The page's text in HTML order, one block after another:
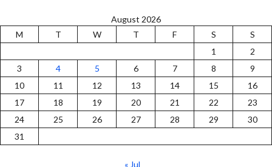
August 2026
M
T W T F S
S
1
2
3
4 5 6 7 8
9
10
11 12 13 14 15
16
17
18 19 20 21 22
23
24
25 26 27 28 29
30
31
« Jul